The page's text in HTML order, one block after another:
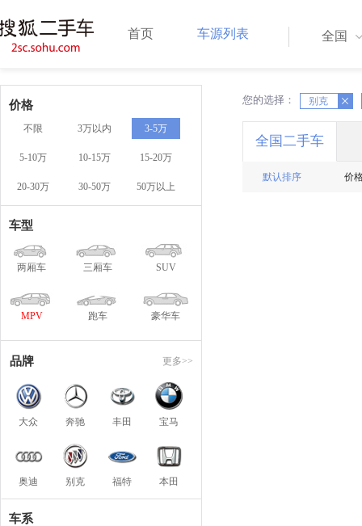
首页 车源列表 全国
价格
不限 3万以内 3-5万
5-10万 10-15万 15-20万
20-30万 30-50万 50万以上
车型
两厢车 三厢车 SUV
MPV 跑车 豪华车
品牌 更多>>
大众 奔驰 丰田 宝马
奥迪 别克 福特 本田
车系
您的选择： 别克
X X
全国二手车
默认排序 价